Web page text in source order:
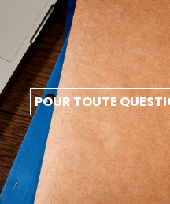
POUR TOUTE